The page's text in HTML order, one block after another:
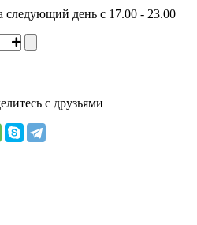
следующий день с 17.00 - 23.00
с друзьями